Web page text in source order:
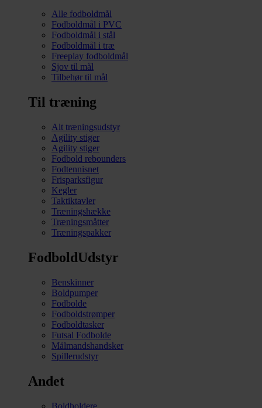
Alle fodboldmål
Fodboldmål i PVC
Fodboldmål i stål
Fodboldmål i træ
Freeplay fodboldmål
Sjov til mål
Tilbehør til mål
Til træning
Alt træningsudstyr
Agility stiger
Agility stiger
Fodbold rebounders
Fodtennisnet
Frisparksfigur
Kegler
Taktiktavler
Træningshække
Træningsmåtter
Træningspakker
FodboldUdstyr
Benskinner
Boldpumper
Fodbolde
Fodboldstrømper
Fodboldtasker
Futsal Fodbolde
Målmandshandsker
Spillerudstyr
Andet
Boldholdere